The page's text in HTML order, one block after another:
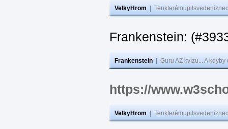
VelkyHrom
Frankenstein:
Frankenstein Guru AZ kvízu... A
https://
VelkyHrom